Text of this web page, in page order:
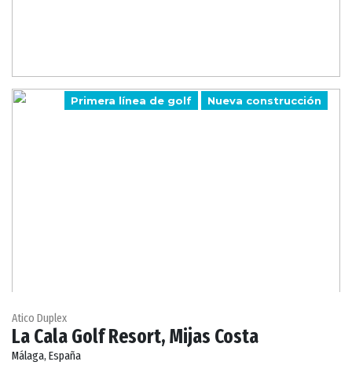
Primera línea de golf Nueva construcción
Atico Duplex
La Cala Golf Resort, Mijas Costa
Málaga, España